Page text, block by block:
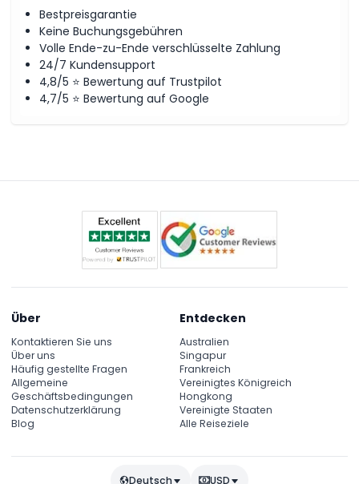
Bestpreisgarantie
Keine Buchungsgebühren
Volle Ende-zu-Ende verschlüsselte Zahlung
24/7 Kundensupport
4,8/5 ⭐ Bewertung auf Trustpilot
4,7/5 ⭐ Bewertung auf Google
Über
Kontaktieren Sie uns
Über uns
Häufig gestellte Fragen
Allgemeine
Geschäftsbedingungen
Datenschutzerklärung
Blog
Entdecken
Australien
Singapur
Frankreich
Vereinigtes Königreich
Hongkong
Vereinigte Staaten
Alle Reiseziele
Deutsch USD